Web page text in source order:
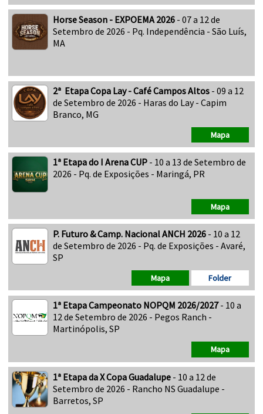
Horse Season - EXPOEMA 2026 - 07 a 12 de
Setembro de 2026 - Pq. Independência - São Luís,
MA
2ª Etapa Copa Lay - Café Campos Altos - 09 a 12
de Setembro de 2026 - Haras do Lay - Capim
Branco, MG
Mapa
1ª Etapa do I Arena CUP - 10 a 13 de Setembro de
2026 - Pq. de Exposições - Maringá, PR
Mapa
P. Futuro & Camp. Nacional ANCH 2026 - 10 a 12
de Setembro de 2026 - Pq. de Exposições - Avaré,
SP
Folder
Mapa
1ª Etapa Campeonato NOPQM 2026/2027- 10 a
12 de Setembro de 2026 - Pegos Ranch -
Martinópolis, SP
Mapa
1ª Etapa da X Copa Guadalupe - 10 a 12 de
Setembro de 2026 - Rancho NS Guadalupe -
Barretos, SP